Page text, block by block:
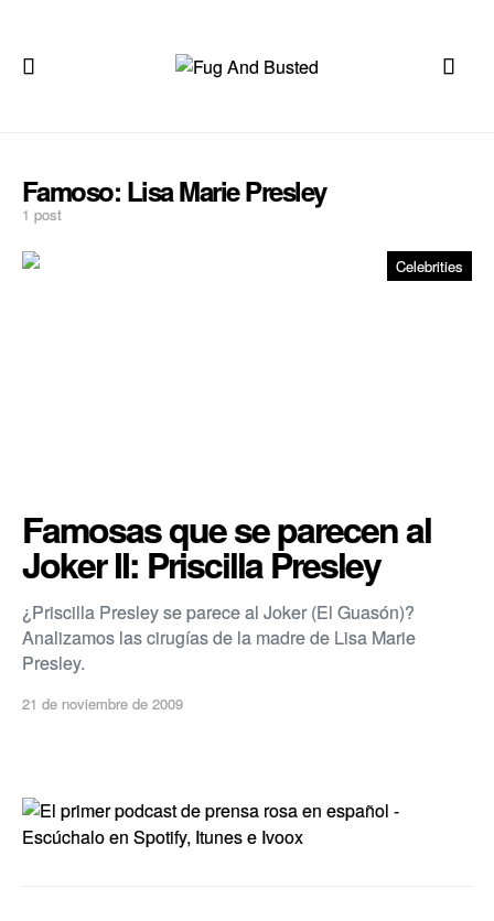
Famoso: Lisa Marie Presley
1 post
Celebrities
Famosas que se parecen al
Joker II: Priscilla Presley
¿Priscilla Presley se parece al Joker (El Guasón)?
Analizamos las cirugías de la madre de Lisa Marie
Presley.
21 de noviembre de 2009